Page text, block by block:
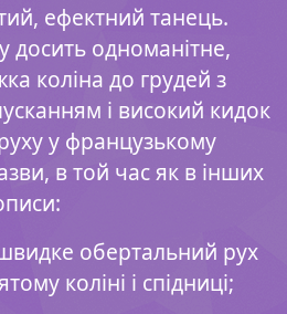
ефектний танець.
досить одноманітне,
коліна до грудей з
і високий кидок
у французькому
в той час як в інших
обертальний рух
коліні і спідниці;